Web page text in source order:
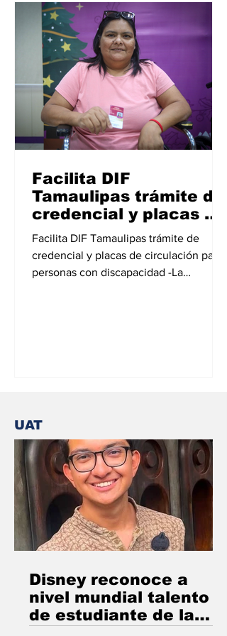
reducción de los indicadores de
pobreza en Tamaulipas y lograr una
sociedad más justa, solidaria y con
igualdad de condiciones
Facilita DIF
Tamaulipas trámite de
credencial y placas de
circulación para
personas con
discapacidad.
Facilita DIF Tamaulipas trámite de
credencial y placas de circulación para
personas con discapacidad -La
inclusión social, el Sistema DIF
Tamaulipas, que preside la doctora
María de Villa
UAT
Disney reconoce a
nivel mundial talento
de estudiante de la